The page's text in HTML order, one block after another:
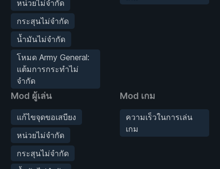
หน่วยไม่จำกัด
กระสุนไม่จำกัด
น้ำมันไม่จำกัด
โหมด Army General:
แต้มการกระทำไม่
จำกัด
Mod ผู้เล่น
แก้ไขจุดขอเสบียง
หน่วยไม่จำกัด
กระสุนไม่จำกัด
Mod เกม
ความเร็วในการเล่น
เกม